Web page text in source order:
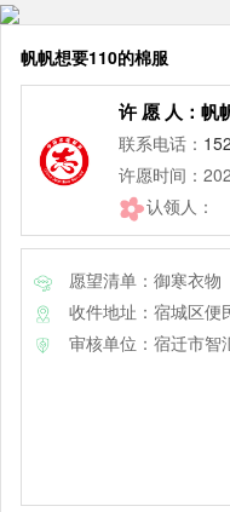
帆帆想要110的棉服
许 愿 人：帆
联系电话：
许愿时间：
认领人：
愿望清单：御寒衣物
收件地址：宿城区便
审核单位：宿迁市智